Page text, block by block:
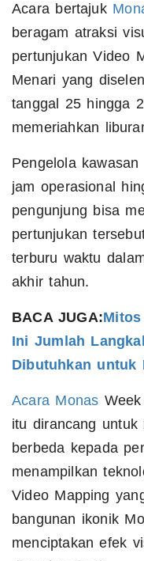
Acara bertajuk
beragam atraksi
pertunjukan Video
Menari yang
tanggal 25 hingga
memeriahkan
Pengelola
jam operasional
pengunjung bisa
pertunjukan
terburu waktu
akhir tahun.
BACA JUGA:
Ini Jumlah
Dibutuhkan untuk
Acara Monas
itu dirancang untuk
berbeda kepada
menampilkan
Video Mapping
bangunan ikonik
menciptakan efek